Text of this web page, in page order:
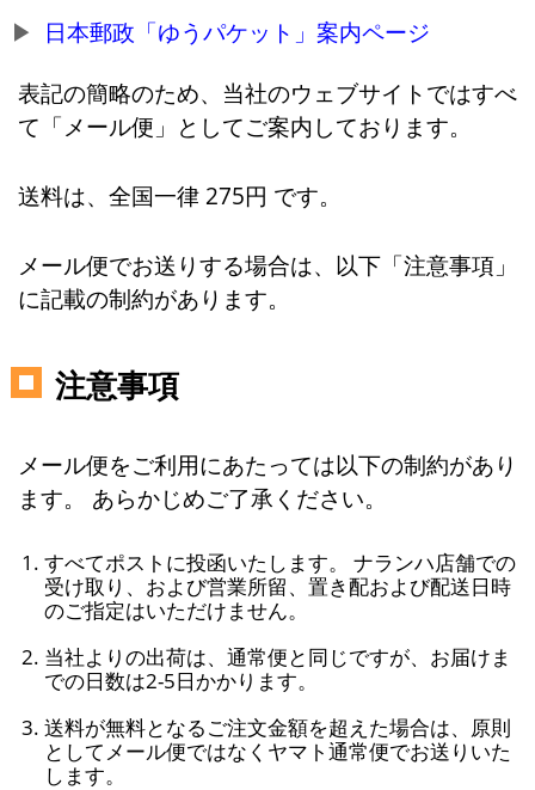
日本郵政「ゆうパケット」案内ページ
表記の簡略のため、当社のウェブサイトではすべ
て「メール便」としてご案内しております。
送料は、全国一律 275円 です。
メール便でお送りする場合は、以下「注意事項」
に記載の制約があります。
注意事項
メール便をご利用にあたっては以下の制約があり
ます。 あらかじめご了承ください。
すべてポストに投函いたします。 ナランハ店舗での
受け取り、および営業所留、置き配および配送日時
のご指定はいただけません。
当社よりの出荷は、通常便と同じですが、お届けま
での日数は2-5日かかります。
送料が無料となるご注文金額を超えた場合は、原則
としてメール便ではなくヤマト通常便でお送りいた
します。